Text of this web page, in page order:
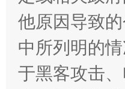
他原因导致
中所列明的
于黑客攻击